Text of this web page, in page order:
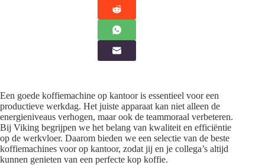
Een goede koffiemachine op kantoor is essentieel voor een
productieve werkdag. Het juiste apparaat kan niet alleen de
energieniveaus verhogen, maar ook de teammoraal verbeteren.
Bij Viking begrijpen we het belang van kwaliteit en efficiëntie
op de werkvloer. Daarom bieden we een selectie van de beste
koffiemachines voor op kantoor, zodat jij en je collega’s altijd
kunnen genieten van een perfecte kop koffie.